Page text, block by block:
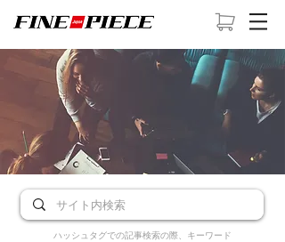
ハッシュタグでの記事検索の際、キーワード